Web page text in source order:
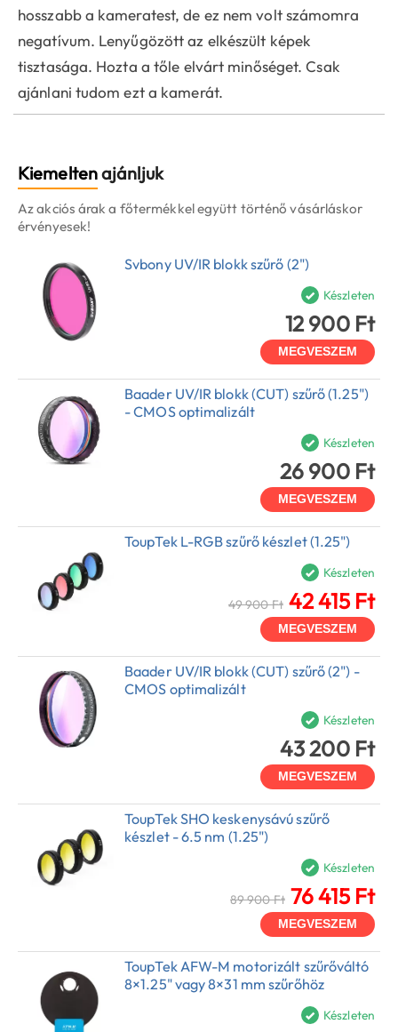
hosszabb a kameratest, de ez nem volt számomra
negatívum. Lenyűgözött az elkészült képek
tisztasága. Hozta a tőle elvárt minőséget. Csak
ajánlani tudom ezt a kamerát.
Kiemeltenajánljuk
Az akciós árak a főtermékkel együtt történő vásárláskor
érvényesek!
Svbony UV/IR blokk szűrő (2")
Készleten
12 900 Ft
MEGVESZEM
Baader UV/IR blokk (CUT) szűrő (1.25")
- CMOS optimalizált
Készleten
26 900 Ft
MEGVESZEM
ToupTek L-RGB szűrő készlet (1.25")
Készleten
49 900 Ft 42 415 Ft
MEGVESZEM
Baader UV/IR blokk (CUT) szűrő (2") -
CMOS optimalizált
Készleten
43 200 Ft
MEGVESZEM
ToupTek SHO keskenysávú szűrő
készlet - 6.5 nm (1.25")
Készleten
89 900 Ft 76 415 Ft
MEGVESZEM
ToupTek AFW-M motorizált szűrőváltó
8×1.25" vagy 8×31 mm szűrőhöz
Készleten